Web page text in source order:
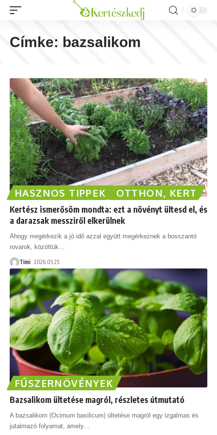
Címke: bazsalikom
HASZNOS TIPPEK OTTHON, KERT
Kertész ismerősöm mondta: ezt a növényt ültesd el, és
a darazsak messziről elkerülnek
Ahogy megérkezik a jó idő azzal együtt megérkeznek a bosszantó
rovarok, közöttük
Timi 2026.05.25.
FŰSZERNÖVÉNYEK
Bazsalikom ültetése magról, részletes útmutató
A bazsalikom (Ocimum basilicum) ültetése magról egy izgalmas és
jutalmazó folyamat, amely